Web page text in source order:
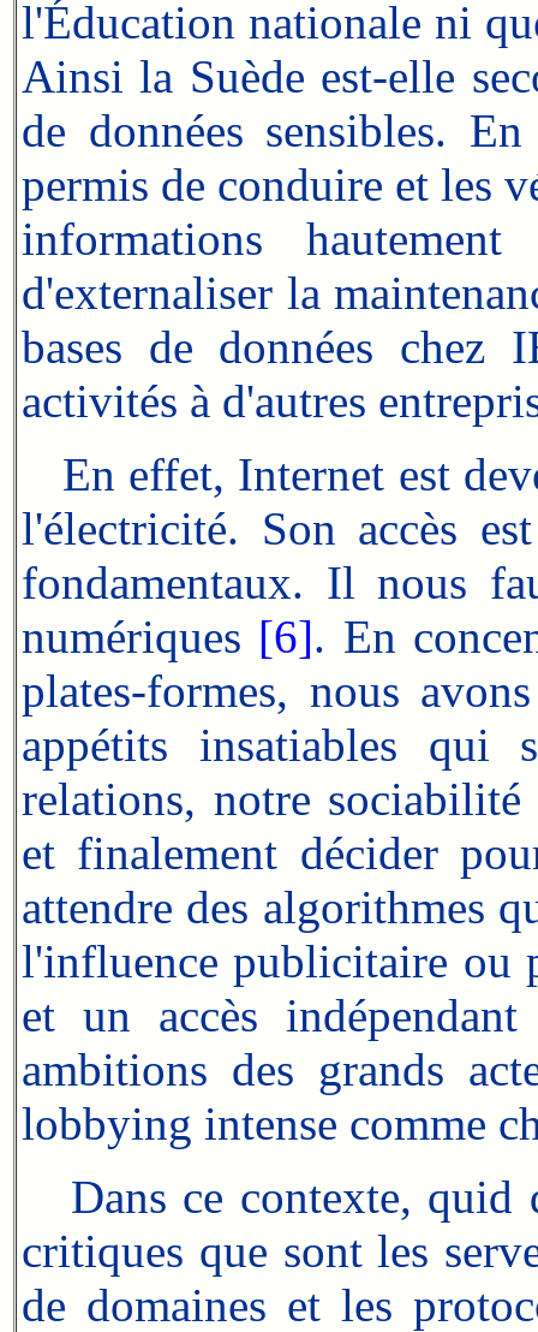
l'Éducation nationale ni
Ainsi la Suède est-elle
de données sensibles.
permis de conduire et les
informations
d'externaliser la
bases de données chez
activités à d'autres
En effet, Internet est
l'électricité. Son accès
fondamentaux. Il nous
numériques [6]. En
plates-formes, nous
appétits insatiables qui
relations, notre sociabilité
et finalement décider
attendre des algorithmes
l'influence publicitaire ou
et un accès
ambitions des grands
lobbying intense comme
Dans ce contexte, quid
critiques que sont les
de domaines et les